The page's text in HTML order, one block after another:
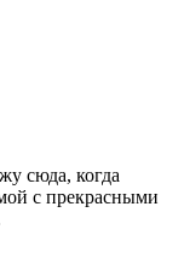
сюда, когда
с прекрасными